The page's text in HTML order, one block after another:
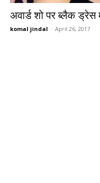
अवार्ड शो पर ब्लैक ड्रेस
komal jindal - April 26, 2017